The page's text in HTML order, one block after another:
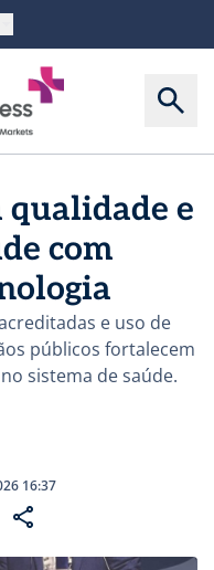
qualidade e
com
e uso de
públicos fortalecem
sistema de saúde.
16:37